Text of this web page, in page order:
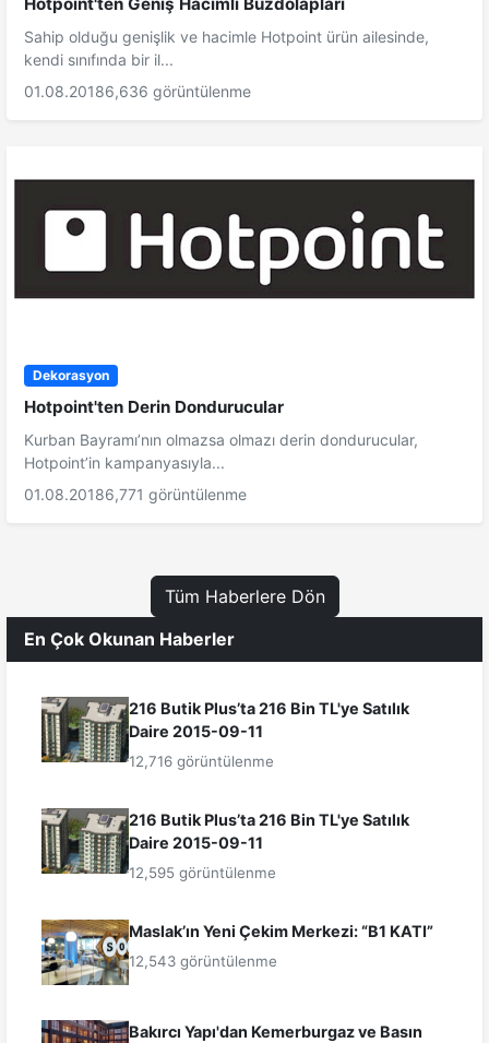
Sahip olduğu genişlik ve hacimle Hotpoint ürün ailesinde,
kendi sınıfında bir il...
01.08.20186,636 görüntülenme
Dekorasyon
Hotpoint'ten Derin Dondurucular
Kurban Bayramı’nın olmazsa olmazı derin dondurucular,
Hotpoint’in kampanyasıyla...
01.08.20186,771 görüntülenme
Tüm Haberlere Dön
En Çok Okunan Haberler
216 Butik Plus’ta 216 Bin TL'ye Satılık
Daire 2015-09-11
12,716 görüntülenme
216 Butik Plus’ta 216 Bin TL'ye Satılık
Daire 2015-09-11
12,595 görüntülenme
Maslak’ın Yeni Çekim Merkezi: “B1 KATI”
12,543 görüntülenme
Bakırcı Yapı'dan Kemerburgaz ve Basın